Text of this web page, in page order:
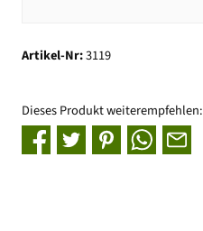
Artikel-Nr:3119
Dieses Produkt weiterempfehlen: